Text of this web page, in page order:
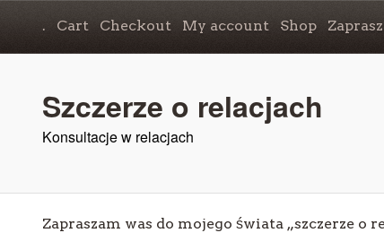
. Cart Checkout My account Shop
Szczerze o relacjach
Konsultacje w relacjach
Zapraszam was do mojego świata „szczerze o